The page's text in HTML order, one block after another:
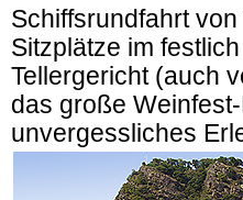
Schiffsrundfahrt
Sitzplätze im
Tellergericht (auch
das große
unvergessliches